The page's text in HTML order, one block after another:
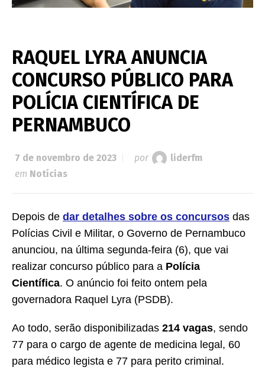
RAQUEL LYRA ANUNCIA
CONCURSO PÚBLICO PARA
POLÍCIA CIENTÍFICA DE
PERNAMBUCO
7 de novembro de 2023 por
liderfm
em Notícias
Depois de dar detalhes sobre os concursos das
Polícias Civil e Militar, o Governo de Pernambuco
anunciou, na última segunda-feira (6), que vai
realizar concurso público para a Polícia
Científica. O anúncio foi feito ontem pela
governadora Raquel Lyra (PSDB).
Ao todo, serão disponibilizadas 214 vagas, sendo
77 para o cargo de agente de medicina legal, 60
para médico legista e 77 para perito criminal.